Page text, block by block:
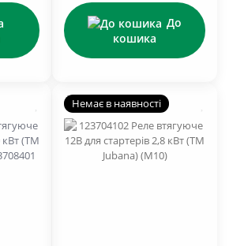
До
кошика
Немає в наявності